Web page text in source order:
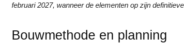
februari 2027, wanneer de elementen op zijn
Bouwmethode en planning